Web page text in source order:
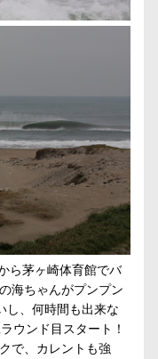
ら茅ヶ崎体育館でバ
海ちゃんがプンプン
し、何時間も出来な
ウンド目スタート！
で、カレントも強